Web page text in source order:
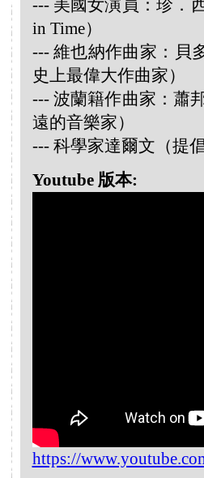
--- 美國女演員：珍．
in Time）
--- 維也納作曲家：貝
史上最偉大作曲家）
--- 波蘭籍作曲家：蕭
遠的音樂家）
--- 科學家達爾文（提
Youtube 版本:
https://